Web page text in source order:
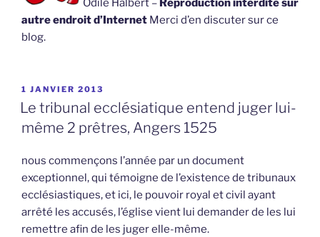
Odile Halbert – Reproduction interdite sur
autre endroit d’Internet Merci d’en discuter sur ce
blog.
PUBLIÉ
LE
1 JANVIER 2013
Le tribunal ecclésiatique entend juger lui-
même 2 prêtres, Angers 1525
nous commençons l’année par un document
exceptionnel, qui témoigne de l’existence de tribunaux
ecclésiastiques, et ici, le pouvoir royal et civil ayant
arrêté les accusés, l’église vient lui demander de les lui
remettre afin de les juger elle-même.